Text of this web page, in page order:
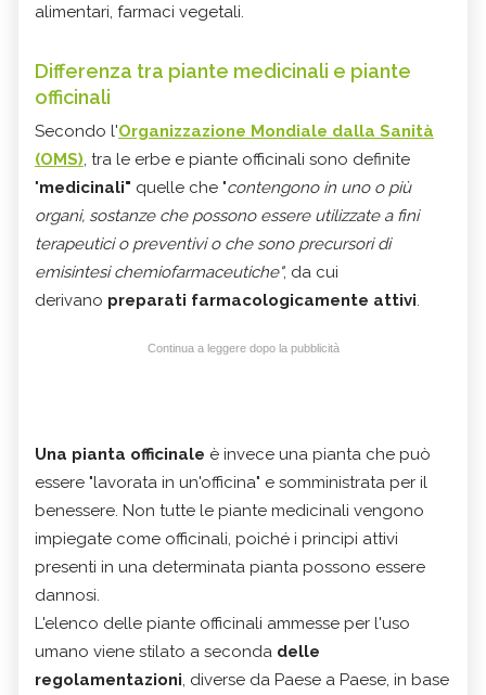
alimentari, farmaci vegetali.
Differenza tra piante medicinali e piante
officinali
Secondo l'Organizzazione Mondiale dalla Sanità
(OMS), tra le erbe e piante officinali sono definite
"medicinali" quelle che "contengono in uno o più
organi, sostanze che possono essere utilizzate a fini
terapeutici o preventivi o che sono precursori di
emisintesi chemiofarmaceutiche", da cui
derivano preparati farmacologicamente attivi.
Continua a leggere dopo la pubblicità
Una pianta officinale è invece una pianta che può
essere "lavorata in un'officina" e somministrata per il
benessere. Non tutte le piante medicinali vengono
impiegate come officinali, poiché i principi attivi
presenti in una determinata pianta possono essere
dannosi.
L'elenco delle piante officinali ammesse per l'uso
umano viene stilato a seconda delle
regolamentazioni, diverse da Paese a Paese, in base